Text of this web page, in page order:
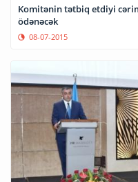
Komitənin tətbiq etdiyi
ödənəcək
08-07-2015